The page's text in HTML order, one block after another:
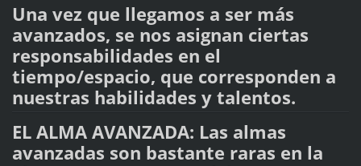
Una vez que llegamos a ser más
avanzados, se nos asignan ciertas
responsabilidades en el
tiempo/espacio, que corresponden a
nuestras habilidades y talentos.
EL ALMA AVANZADA: Las almas
avanzadas son bastante raras en la